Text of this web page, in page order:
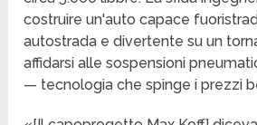
costruire un'auto capace
autostrada e divertente su un
affidarsi alle sospensioni
— tecnologia che spinge i prezzi